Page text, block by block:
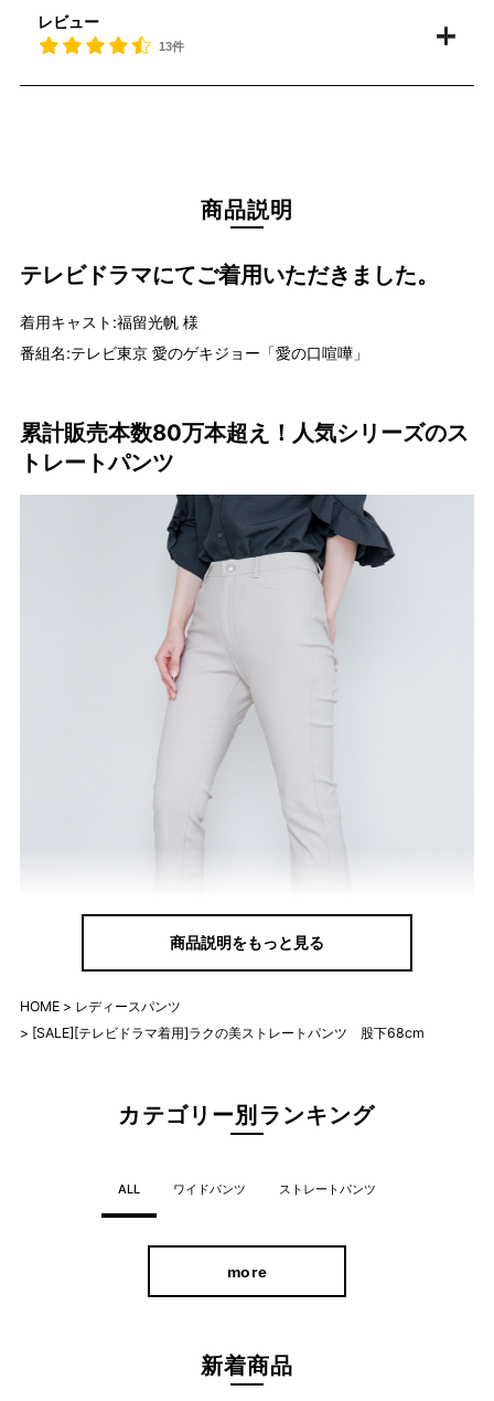
レビュー
13件
商品説明
テレビドラマにてご着用いただきました。
着用キャスト:福留光帆 様
番組名:テレビ東京 愛のゲキジョー「愛の口喧嘩」
累計販売本数80万本超え！人気シリーズのス
トレートパンツ
商品説明をもっと見る
HOME
レディースパンツ
[SALE][テレビドラマ着用]ラクの美ストレートパンツ 股下68cm
カテゴリー別ランキング
ALL ワイドパンツ ストレートパンツ
more
新着商品